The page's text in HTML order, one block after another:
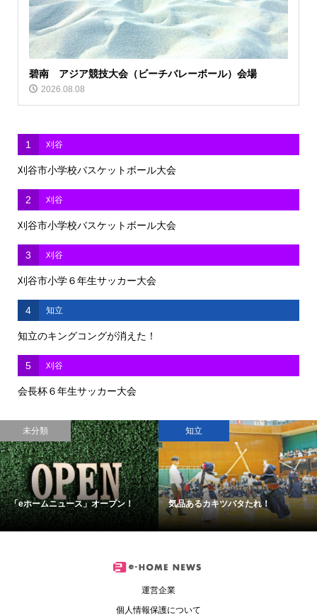
碧南 アジア競技大会（ビーチバレーボール）会場
2026.08.08
1 刈谷
刈谷市小学校バスケットボール大会
2 刈谷
刈谷市小学校バスケットボール大会
3 刈谷
刈谷市小学６年生サッカー大会
4 知立
知立のキングコングが消えた！
5 刈谷
会長杯６年生サッカー大会
未分類
「eホームニュース」オープン！
知立
気品あるカキツバタたれ！
運営企業
個人情報保護について